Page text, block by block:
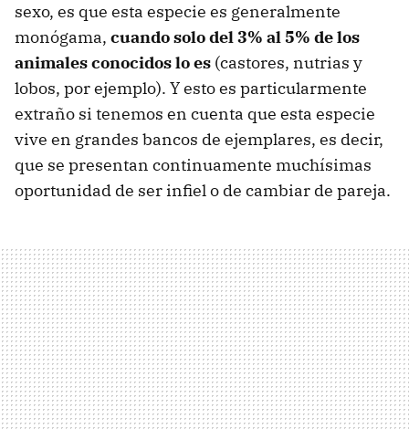
sexo, es que esta especie es generalmente
monógama, cuando solo del 3% al 5% de los
animales conocidos lo es (castores, nutrias y
lobos, por ejemplo). Y esto es particularmente
extraño si tenemos en cuenta que esta especie
vive en grandes bancos de ejemplares, es decir,
que se presentan continuamente muchísimas
oportunidad de ser infiel o de cambiar de pareja.